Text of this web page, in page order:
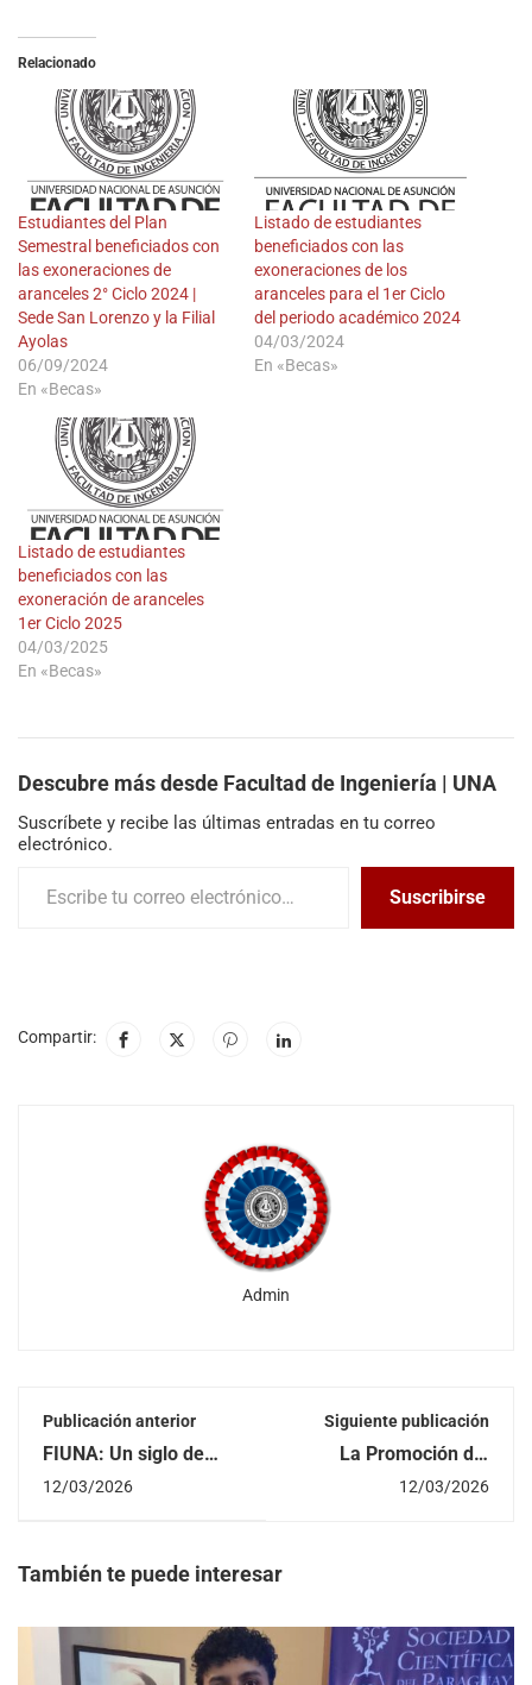
Relacionado
Estudiantes del Plan
Semestral beneficiados con
las exoneraciones de
aranceles 2° Ciclo 2024 |
Sede San Lorenzo y la Filial
Ayolas
06/09/2024
En «Becas»
Listado de estudiantes
beneficiados con las
exoneraciones de los
aranceles para el 1er Ciclo
del periodo académico 2024
04/03/2024
En «Becas»
Listado de estudiantes
beneficiados con las
exoneración de aranceles
1er Ciclo 2025
04/03/2025
En «Becas»
Descubre más desde Facultad de Ingeniería | UNA
Suscríbete y recibe las últimas entradas en tu correo
electrónico.
Suscribirse
Compartir:
Admin
Publicación anterior
FIUNA: Un siglo de
ingeniería
construyendo el futuro
12/03/2026
Siguiente publicación
La Promoción del
Centenario de la
FIUNA incorpora 265
12/03/2026
También te puede interesar